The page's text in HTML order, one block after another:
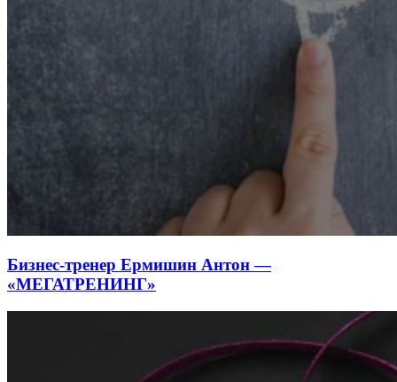
Бизнес-тренер Ермишин Антон —
«МЕГАТРЕНИНГ»